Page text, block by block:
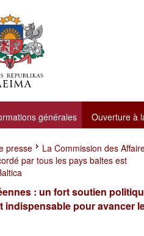
générales Ouverture à
presse
La Commission des
par tous les pays baltes est
: un fort soutien
pour avancer